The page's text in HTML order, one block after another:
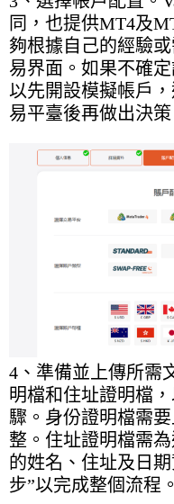
同，也提供MT4及
夠根據自己的經驗
易界面。如果不確
以先開設模擬帳戶
易平臺後再做出決策
4、準備並上傳所需
明檔和住址證明檔
驟。身份證明檔需
整。住址證明檔需
的姓名、住址及日
步”以完成整個流程。